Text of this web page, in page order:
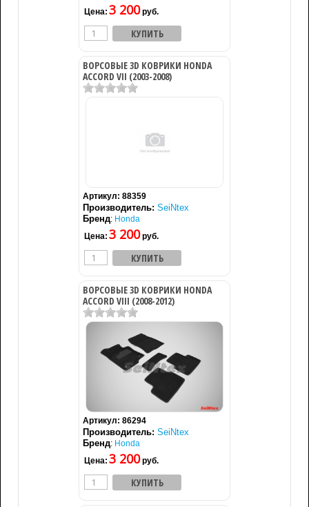
Цена: 3 200руб.
ВОРСОВЫЕ 3D КОВРИКИ HONDA
ACCORD VII (2003-2008)
Артикул: 88359
Производитель: SeiNtex
Бренд: Honda
Цена: 3 200руб.
ВОРСОВЫЕ 3D КОВРИКИ HONDA
ACCORD VIII (2008-2012)
Артикул: 86294
Производитель: SeiNtex
Бренд: Honda
Цена: 3 200руб.